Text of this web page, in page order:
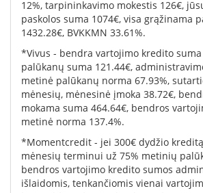
12%, tarpininkavimo mokestis 126€,
paskolos suma 1074€, visa grąžinama
1432.28€, BVKKMN 33.61%.
*Vivus - bendra vartojimo kredito suma
palūkanų suma 121.44€,
metinė palūkanų norma 67.93%,
mėnesių, mėnesinė įmoka 38.72€,
mokama suma 464.64€, bendros
metinė norma 137.4%.
*Momentcredit - jei 300€ dydžio
mėnesių terminui už 75% metinių
bendros vartojimo kredito sumos
išlaidomis, tenkančiomis vienai